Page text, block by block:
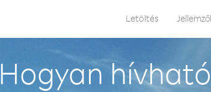
Letöltés
Hogyan